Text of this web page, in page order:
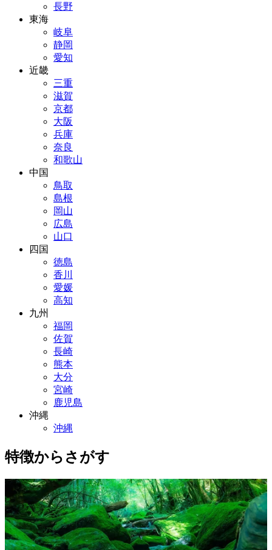
長野
東海
岐阜
静岡
愛知
近畿
三重
滋賀
京都
大阪
兵庫
奈良
和歌山
中国
鳥取
島根
岡山
広島
山口
四国
徳島
香川
愛媛
高知
九州
福岡
佐賀
長崎
熊本
大分
宮崎
鹿児島
沖縄
沖縄
特徴からさがす